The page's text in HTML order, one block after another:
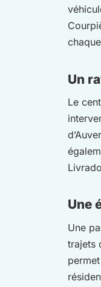
Un
Le
Une
Une
trajets